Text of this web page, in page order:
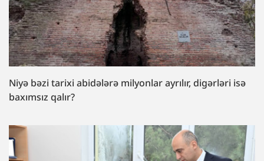
Niyə bəzi tarixi abidələrə milyonlar ayrılır, digərləri isə
baxımsız qalır?